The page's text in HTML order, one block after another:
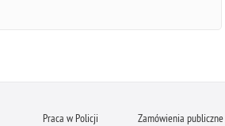
Praca w Policji Zamówienia publiczne